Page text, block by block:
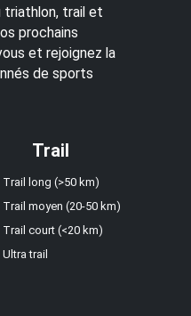
triathlon, trail et
prochains
et rejoignez la
de sports
Trail
Trail long (>50 km)
Trail moyen (20-50 km)
Trail court (<20 km)
Ultra trail